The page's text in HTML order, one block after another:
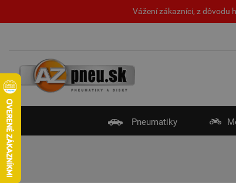
Vážení zákazníci, z dôvodu
Pneumatiky